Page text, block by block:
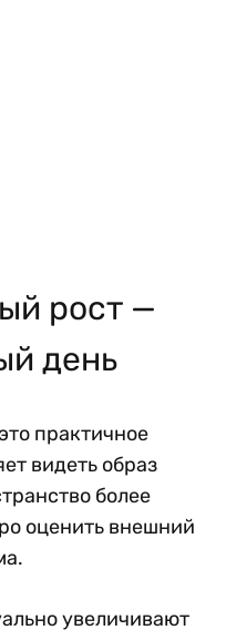
рост —
день
практичное
видеть образ
более
оценить внешний
увеличивают